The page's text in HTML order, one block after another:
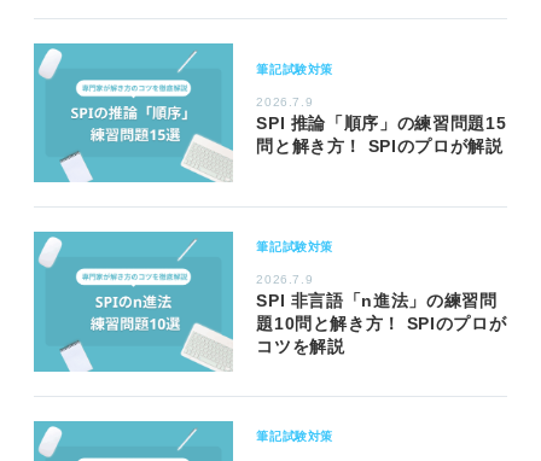
筆記試験対策
2026.7.9
SPI 推論「順序」の練習問題15
問と解き方！ SPIのプロが解説
筆記試験対策
2026.7.9
SPI 非言語「n進法」の練習問
題10問と解き方！ SPIのプロが
コツを解説
筆記試験対策